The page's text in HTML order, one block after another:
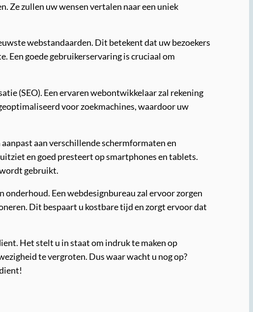
Ze zullen uw wensen vertalen naar een uniek
webstandaarden. Dit betekent dat uw bezoekers
Een goede gebruikerservaring is cruciaal om
(SEO). Een ervaren webontwikkelaar zal rekening
voor zoekmachines, waardoor uw
aan verschillende schermformaten en
en goed presteert op smartphones en tablets.
gebruikt.
Een webdesignbureau zal ervoor zorgen
Dit bespaart u kostbare tijd en zorgt ervoor dat
Het stelt u in staat om indruk te maken op
te vergroten. Dus waar wacht u nog op?